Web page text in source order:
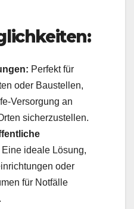
Perfekt für
oder Baustellen,
Versorgung an
sicherzustellen.
Eine ideale Lösung,
oder
für Notfälle